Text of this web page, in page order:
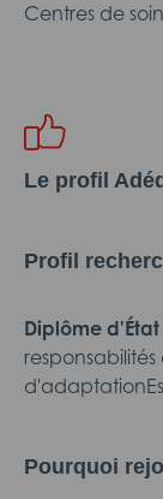
Centres de
Le profil
Profil
Diplôme
Pourquoi